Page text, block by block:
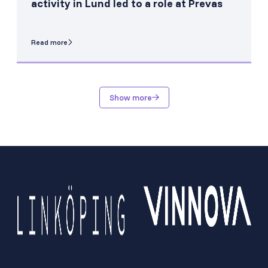
activity in Lund led to a role at Prevas
Read more
Show more